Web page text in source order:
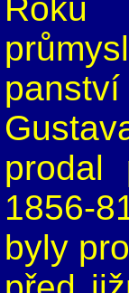
Roku
prodal
1856-
byly